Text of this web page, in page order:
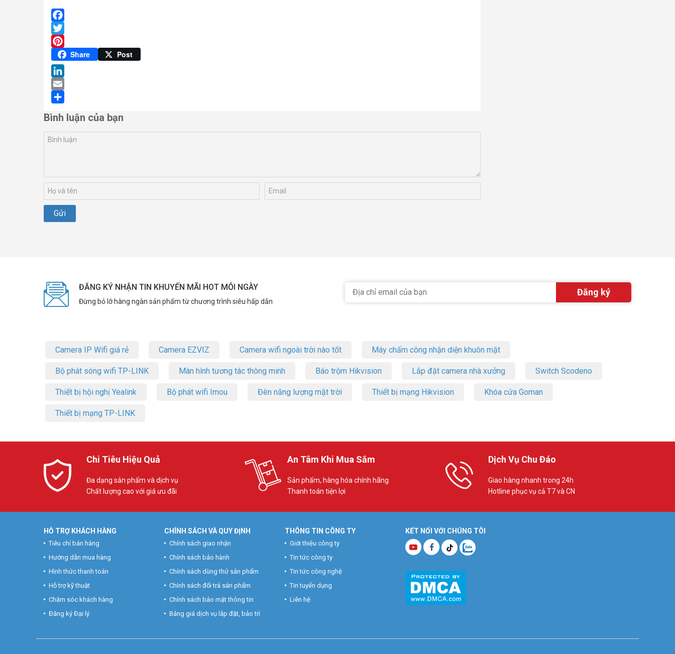
Facebook
Twitter
Pinterest
Share Post
LinkedIn
Email
Bình luận của bạn
ĐĂNG KÝ NHẬN TIN KHUYẾN MÃI HOT MỖI NGÀY
Đừng bỏ lỡ hàng ngàn sản phẩm từ chương trình siêu hấp dẫn
Camera IP Wifi giá rẻ Camera EZVIZ Camera wifi ngoài trời nào tốt Máy chấm công nhận diện khuôn mặt
Bộ phát sóng wifi TP-LINK Màn hình tương tác thông minh Báo trộm Hikvision Lắp đặt camera nhà xưởng Switch Scodeno
Thiết bị hội nghị Yealink Bộ phát wifi Imou Đèn năng lượng mặt trời Thiết bị mạng Hikvision Khóa cửa Goman
Thiết bị mạng TP-LINK
Chi Tiêu Hiệu Quả
Đa dạng sản phẩm và dịch vụ
Chất lượng cao với giá ưu đãi
An Tâm Khi Mua Sắm
Sản phẩm, hàng hóa chính hãng
Thanh toán tiện lợi
Dịch Vụ Chu Đáo
Giao hàng nhanh trong 24h
Hotline phục vụ cả T7 và CN
KẾT NỐI VỚI CHÚNG TÔI
HỖ TRỢ KHÁCH HÀNG
Tiêu chí bán hàng
Hướng dẫn mua hàng
Hình thức thanh toán
Hỗ trợ kỹ thuật
Chăm sóc khách hàng
Đăng ký Đại lý
CHÍNH SÁCH VÀ QUY ĐỊNH
Chính sách giao nhận
Chính sách bảo hành
Chính sách dùng thử sản phẩm
Chính sách đổi trả sản phẩm
Chính sách bảo mật thông tin
Bảng giá dịch vụ lắp đặt, bảo trì
THÔNG TIN CÔNG TY
Giới thiệu công ty
Tin tức công ty
Tin tức công nghệ
Tin tuyển dụng
Liên hệ